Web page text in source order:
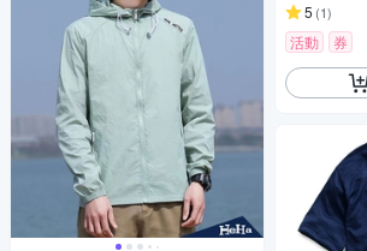
5 (1)
活動 券